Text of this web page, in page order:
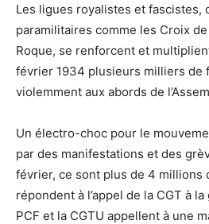
Les ligues royalistes et fascistes,
paramilitaires comme les Croix
Roque, se renforcent et
février 1934 plusieurs milliers de
violemment aux abords de
Un électro-choc pour le
par des manifestations et des
février, ce sont plus de 4 millions
répondent à l’appel de la CGT à
PCF et la CGTU appellent à une